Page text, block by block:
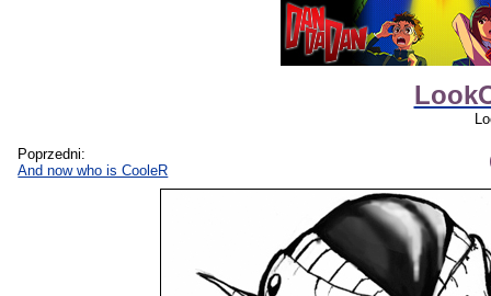
Poprzedni:
And now who is CooleR